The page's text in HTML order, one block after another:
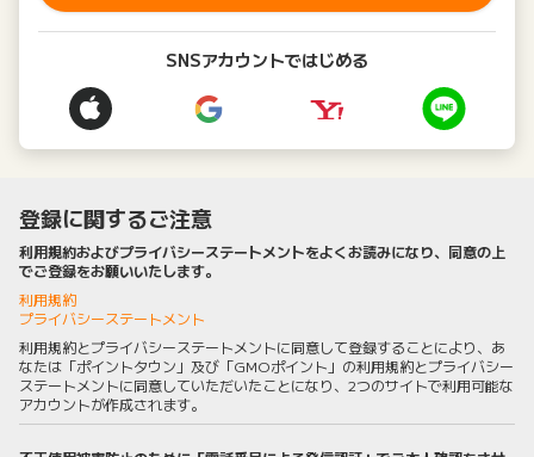
SNSアカウントではじめる
登録に関するご注意
利用規約およびプライバシーステートメントをよくお読みになり、同意の上
でご登録をお願いいたします。
利用規約
プライバシーステートメント
利用規約とプライバシーステートメントに同意して登録することにより、あ
なたは「ポイントタウン」及び「GMOポイント」の利用規約とプライバシー
ステートメントに同意していただいたことになり、2つのサイトで利用可能な
アカウントが作成されます。